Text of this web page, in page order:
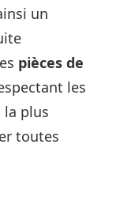
un
pièces de
les
la plus
toutes